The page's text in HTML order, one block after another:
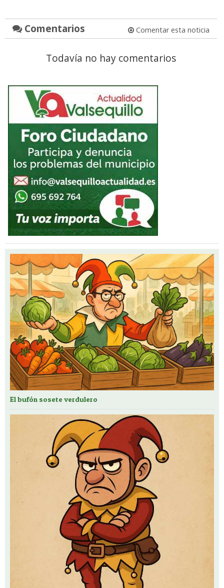
Comentarios Comentar esta noticia
Todavía no hay comentarios
El bufón sosete verdulero